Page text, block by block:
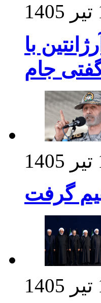
۲۰۲۶/ دیدار آرژانتین با
جام
گرفت